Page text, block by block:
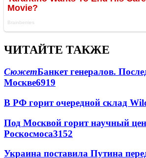
ЧИТАЙТЕ ТАКЖЕ
СюжетБанкет генералов.
Москве6919
В РФ горит очередной склад
Под Москвой горит научный
Роскосмоса3152
Украина поставила Путина